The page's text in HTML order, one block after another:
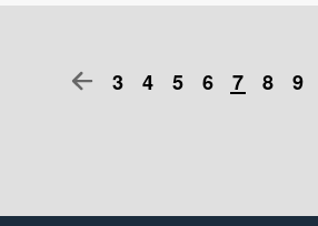
3 4 5 6 7 8 9